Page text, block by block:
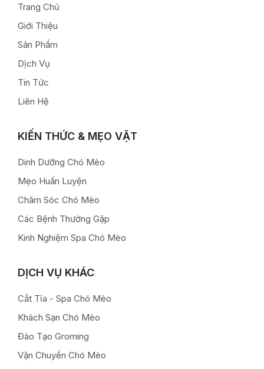
Trang Chủ
Giới Thiệu
Sản Phẩm
Dịch Vụ
Tin Tức
Liên Hệ
KIẾN THỨC & MẸO VẶT
Dinh Dưỡng Chó Mèo
Mẹo Huấn Luyện
Chăm Sóc Chó Mèo
Các Bệnh Thường Gặp
Kinh Nghiệm Spa Chó Mèo
DỊCH VỤ KHÁC
Cắt Tỉa - Spa Chó Mèo
Khách Sạn Chó Mèo
Đào Tạo Groming
Vận Chuyển Chó Mèo